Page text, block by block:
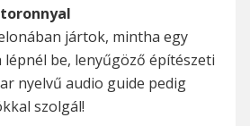
jártok, mintha egy
be, lenyűgöző építészeti
nyelvű audio guide pedig
szolgál!